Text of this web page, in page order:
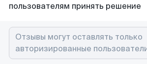
пользователям принять решение